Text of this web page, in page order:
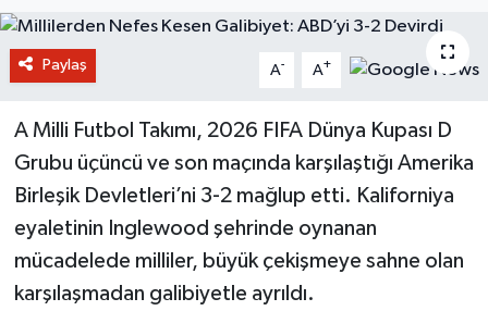
Paylaş A- A+
A Milli Futbol Takımı, 2026 FIFA Dünya Kupası D
Grubu üçüncü ve son maçında karşılaştığı Amerika
Birleşik Devletleri’ni 3-2 mağlup etti. Kaliforniya
eyaletinin Inglewood şehrinde oynanan
mücadelede milliler, büyük çekişmeye sahne olan
karşılaşmadan galibiyetle ayrıldı.